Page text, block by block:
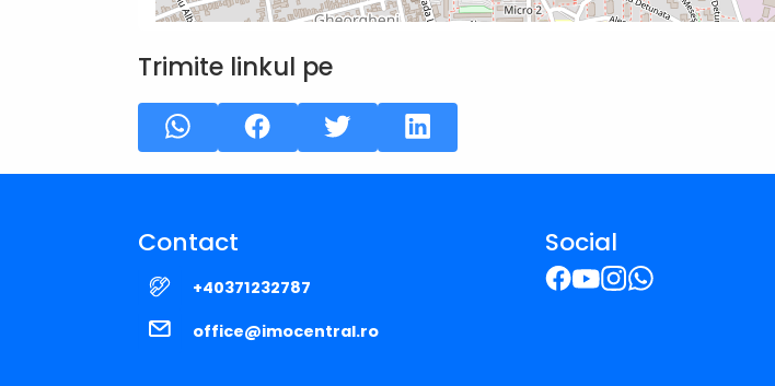
Trimite linkul pe
Contact
+40371232787
office@imocentral.ro
Social